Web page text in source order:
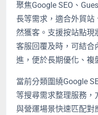
聚焦Google SEO、
長等需求，適合外貿站
然獲客。支援按站點現
客服回覆及時，可結合
進，便於長期優化、複
當前分類圍繞Google
等搜尋需求整理服務，
與營運場景快速匹配對